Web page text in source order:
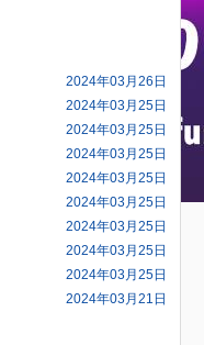
2024年03月26日
2024年03月25日
2024年03月25日
2024年03月25日
2024年03月25日
2024年03月25日
2024年03月25日
2024年03月25日
2024年03月25日
2024年03月21日